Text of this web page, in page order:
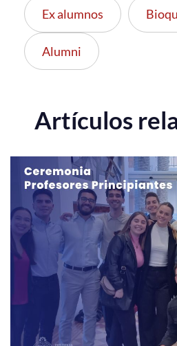
Ex alumnos
Alumni
Artículos